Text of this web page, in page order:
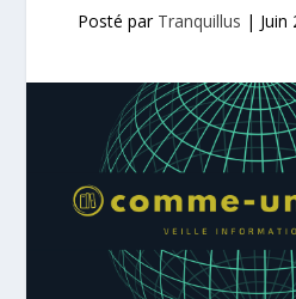
Posté par Tranquillus | Juin